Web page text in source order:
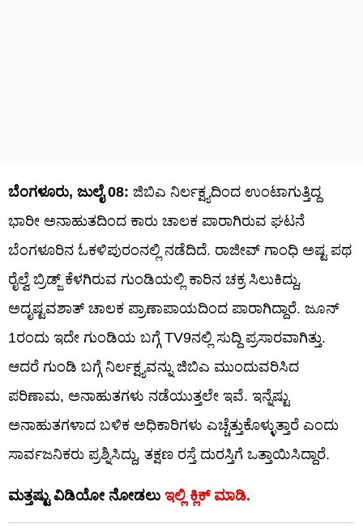
ಬೆಂಗಳೂರು, ಜುಲೈ 08: ಜಿಬಿಎ ನಿರ್ಲಕ್ಷ್ಯದಿಂದ ಉಂಟಾಗುತ್ತಿದ್ದ
ಭಾರೀ ಅನಾಹುತದಿಂದ ಕಾರು ಚಾಲಕ ಪಾರಾಗಿರುವ ಘಟನೆ
ಬೆಂಗಳೂರಿನ ಓಕಳಿಪುರಂನಲ್ಲಿ ನಡೆದಿದೆ. ರಾಜೀವ್ ಗಾಂಧಿ ಅಷ್ಟ ಪಥ
ರೈಲ್ವೆ ಬ್ರಿಡ್ಜ್ ಕೆಳಗಿರುವ ಗುಂಡಿಯಲ್ಲಿ ಕಾರಿನ ಚಕ್ರ ಸಿಲುಕಿದ್ದು,
ಅದೃಷ್ಟವಶಾತ್ ಚಾಲಕ ಪ್ರಾಣಾಪಾಯದಿಂದ ಪಾರಾಗಿದ್ದಾರೆ. ಜೂನ್
1ರಂದು ಇದೇ ಗುಂಡಿಯ ಬಗ್ಗೆ TV9ನಲ್ಲಿ ಸುದ್ದಿ ಪ್ರಸಾರವಾಗಿತ್ತು.
ಆದರೆ ಗುಂಡಿ ಬಗ್ಗೆ ನಿರ್ಲಕ್ಷ್ಯವನ್ನು ಜಿಬಿಎ ಮುಂದುವರಿಸಿದ
ಪರಿಣಾಮ, ಅನಾಹುತಗಳು ನಡೆಯುತ್ತಲೇ ಇವೆ. ಇನ್ನೆಷ್ಟು
ಅನಾಹುತಗಳಾದ ಬಳಿಕ ಅಧಿಕಾರಿಗಳು ಎಚ್ಚೆತ್ತುಕೊಳ್ಳುತ್ತಾರೆ ಎಂದು
ಸಾರ್ವಜನಿಕರು ಪ್ರಶ್ನಿಸಿದ್ದು, ತಕ್ಷಣ ರಸ್ತೆ ದುರಸ್ತಿಗೆ ಒತ್ತಾಯಿಸಿದ್ದಾರೆ.
ಮತ್ತಷ್ಟು ವಿಡಿಯೋ ನೋಡಲು ಇಲ್ಲಿ ಕ್ಲಿಕ್​​ ಮಾಡಿ.